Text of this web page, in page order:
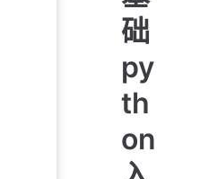
础
py
th
on